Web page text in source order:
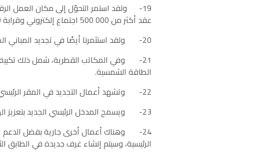
عقد أكثر من 500 000 اجتماع إلكتروني وقرابة 2 000 ندوة إلكترونية في الأشهر العشرة الأولى من عام 2021.
20- ولقد استثمرنا أيضًا في تجديد المباني الموجودة في جميع المقار وفي إجراء تقييم هيكلي لها.
21- وفي المكاتب القطرية، شمل ذلك تكييف
الطاقة الشمسية.
22- وتشهد أعمال التجديد في المقر الرئيسي للمنظمة تقدمًا سريعًا لجعل بيئة العمل أكثر أمانًا وديناميكية.
23- ويسمح المدخل الرئيسي الجديد بتعزيز الهوية المؤسسية الجديدة للمنظمة.
24- وهناك أعمال أخرى جارية بفضل الدعم
الرئيسية، وسيتم إنشاء غرف جديدة في الطابق